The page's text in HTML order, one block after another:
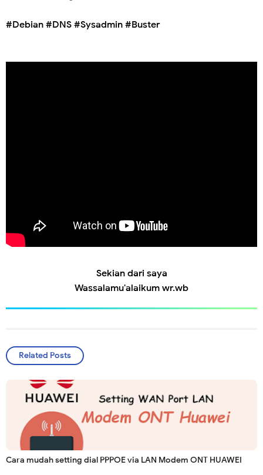
#Debian #DNS #Sysadmin #Buster
Sekian dari saya
Wassalamu'alaikum wr.wb
Related Posts
Cara mudah setting dial PPPOE via LAN Modem ONT HUAWEI